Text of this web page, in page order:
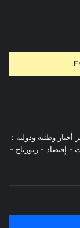
أخبار وطنية ودولية :
- إقتصاد - ربورتاج -